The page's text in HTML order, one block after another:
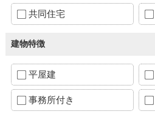
共同住宅
建物特徴
平屋建
事務所付き